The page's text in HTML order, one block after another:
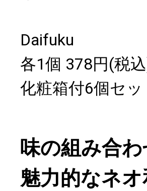
Daifuku
各1個 378円(税
化粧箱付6個セ
味の組み合
魅力的なネ